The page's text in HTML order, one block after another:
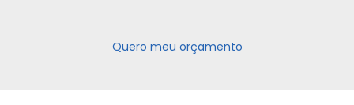
Quero meu orçamento